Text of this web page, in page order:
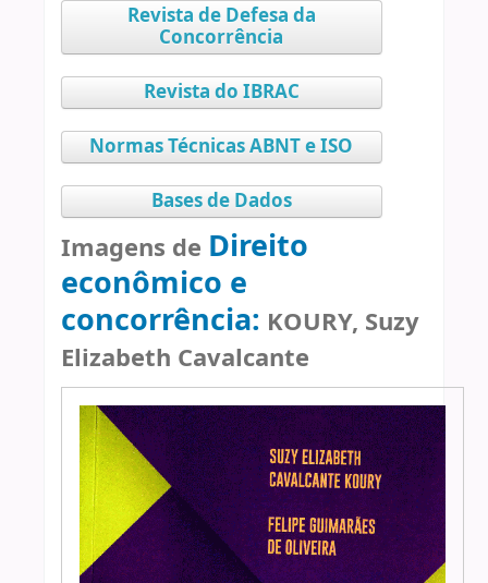
Revista de Defesa da
Concorrência
Revista do IBRAC
Normas Técnicas ABNT e ISO
Bases de Dados
Imagens de Direito
econômico e
concorrência: KOURY, Suzy
Elizabeth Cavalcante